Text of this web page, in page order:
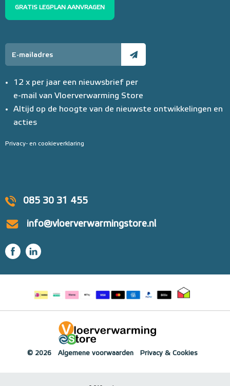
085 30 31 455
info@vloerverwarmingstore.nl
GRATIS LEGPLAN AANVRAGEN
12 x per jaar een nieuwsbrief per
e-mail van Vloerverwarming Store
Altijd op de hoogte van de nieuwste ontwikkelingen en
acties
Privacy- en cookieverklaring
© 2026 Algemene voorwaarden Privacy & Cookies